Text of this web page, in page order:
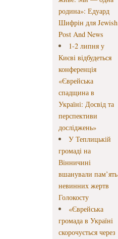
родина»: Едуард
Шифрін для Jewish
Post And News
1-2 липня у
Києві відбудеться
конференція
«Єврейська
спадщина в
Україні: Досвід та
перспективи
досліджень»
У Теплицькій
громаді на
Вінничині
вшанували пам’ять
невинних жертв
Голокосту
«Єврейська
громада в Україні
скорочується через